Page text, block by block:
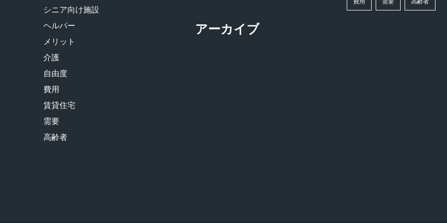
シニア向け施設
ヘルパー
メリット
介護
自由度
費用
賃貸住宅
需要
高齢者
アーカイブ